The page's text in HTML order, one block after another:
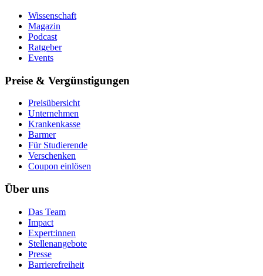
Wissenschaft
Magazin
Podcast
Ratgeber
Events
Preise & Vergünstigungen
Preisübersicht
Unternehmen
Krankenkasse
Barmer
Für Studierende
Ver­schen­ken
Coupon einlösen
Über uns
Das Team
Impact
Expert:innen
Stellenangebote
Presse
Barrierefreiheit